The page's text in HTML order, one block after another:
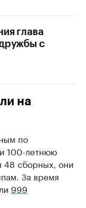
глава
с
на
по
100-летнюю
48 сборных, они
За время
999